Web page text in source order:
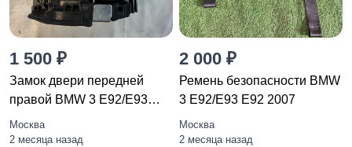
1 500 ₽
Замок двери передней
правой BMW 3 E92/E93
рест.
Москва
2 месяца назад
2 000 ₽
Ремень безопасности BMW
3 E92/E93 E92 2007
Москва
2 месяца назад